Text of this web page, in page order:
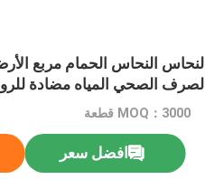
النحاس النحاس الحمام مربع
الصرف الصحي المياه مضادة
MOQ：3000 قطعة
افضل سعر